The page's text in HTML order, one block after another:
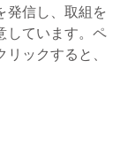
発信し、取組を
しています。ペ
ックすると、